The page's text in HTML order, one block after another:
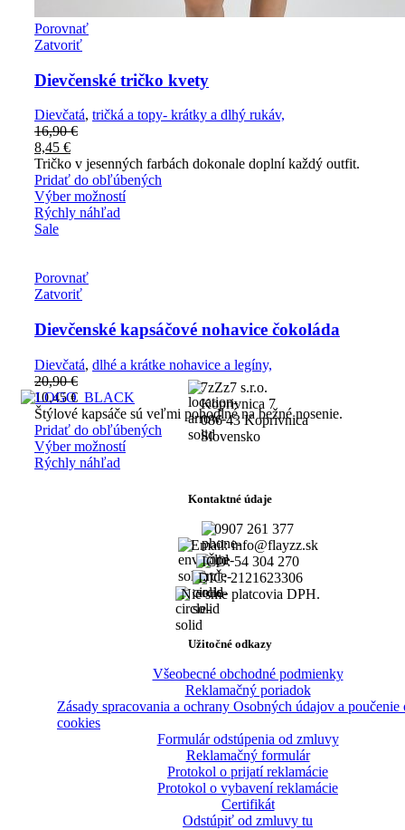
Porovnať
Zatvoriť
Dievčenské tričko kvety
Dievčatá, tričká a topy- krátky a dlhý rukáv,
16,90€
8,45 €
Tričko v jesenných farbách dokonale doplní každý outfit.
Pridať do obľúbených
Výber možností
Rýchly náhľad
Sale
Porovnať
Zatvoriť
Dievčenské kapsáčové nohavice čokoláda
Dievčatá, dlhé a krátke nohavice a legíny,
20,90€
10,45€
Štýlové kapsáče sú veľmi pohodlné na bežné nosenie.
Pridať do obľúbených
Výber možností
Rýchly náhľad
7zZz7 s.r.o.
Koprivnica 7
086 43 Koprivnica
Slovensko
Kontaktné údaje
0907 261 377
Email: info@flayzz.sk
IČO: 54 304 270
DIČ: 2121623306
Nie sme platcovia DPH.
Užitočné odkazy
Všeobecné obchodné podmienky
Reklamačný poriadok
Zásady spracovania a ochrany Osobných údajov a poučenie
cookies
Formulár odstúpenia od zmluvy
Reklamačný formulár
Protokol o prijatí reklamácie
Protokol o vybavení reklamácie
Certifikát
Odstúpiť od zmluvy tu